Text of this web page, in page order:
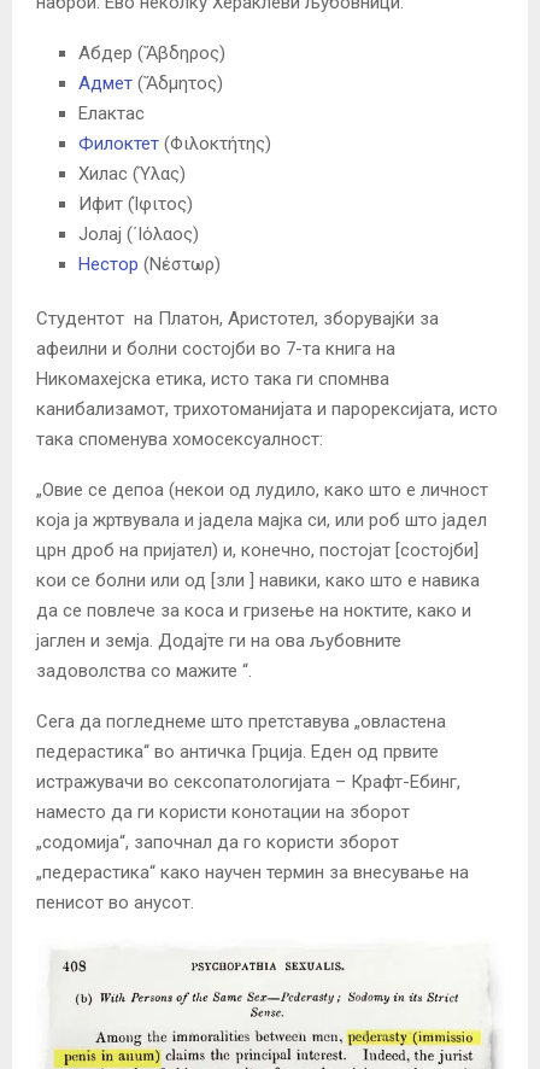
Абдер (Ἄβδηρος)
Адмет (Ἄδμητος)
Елактас
Филоктет (Φιλοκτήτης)
Хилас (Ύλας)
Ифит (Ίφιτος)
Јолај (΄Ιόλαος)
Нестор (Νέστωρ)
Студентот на Платон, Аристотел, зборувајќи за
афеилни и болни состојби во 7-та книга на
Никомахејска етика, исто така ги спомнва
канибализамот, трихотоманијата и парорексијата, исто
така споменува хомосексуалност:
„Овие се депоа (некои од лудило, како што е личност
која ја жртвувала и јадела мајка си, или роб што јадел
црн дроб на пријател) и, конечно, постојат [состојби]
кои се болни или од [зли ] навики, како што е навика
да се повлече за коса и гризење на ноктите, како и
јаглен и земја. Додајте ги на ова љубовните
задоволства со мажите “.
Сега да погледнеме што претставува „овластена
педерастика“ во античка Грција. Еден од првите
истражувачи во сексопатологијата – Крафт-Ебинг,
наместо да ги користи конотации на зборот
„содомија“, започнал да го користи зборот
„педерастика“ како научен термин за внесување на
пенисот во анусот.